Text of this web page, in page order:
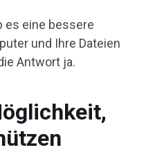
es eine bessere
und Ihre Dateien
Antwort ja.